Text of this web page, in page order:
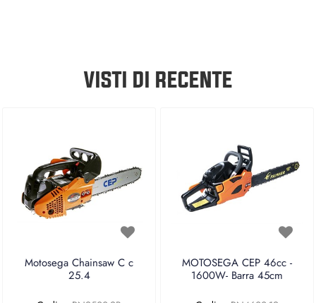
VISTI DI RECENTE
Motosega Chainsaw C c
25.4
MOTOSEGA CEP 46cc -
1600W- Barra 45cm